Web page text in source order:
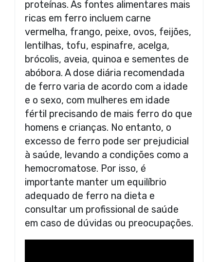
proteínas. As fontes alimentares mais
ricas em ferro incluem carne
vermelha, frango, peixe, ovos, feijões,
lentilhas, tofu, espinafre, acelga,
brócolis, aveia, quinoa e sementes de
abóbora. A dose diária recomendada
de ferro varia de acordo com a idade
e o sexo, com mulheres em idade
fértil precisando de mais ferro do que
homens e crianças. No entanto, o
excesso de ferro pode ser prejudicial
à saúde, levando a condições como a
hemocromatose. Por isso, é
importante manter um equilíbrio
adequado de ferro na dieta e
consultar um profissional de saúde
em caso de dúvidas ou preocupações.